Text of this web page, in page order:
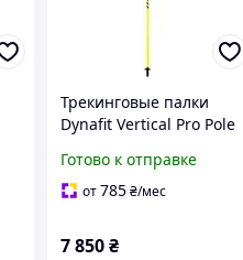
Трекинговые палки
Dynafit Vertical Pro Pole
складные для
трейлраннинга
Готово к отправке
от785₴/мес
7 850₴